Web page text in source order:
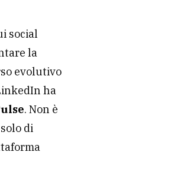
social
la
evolutivo
ha
. Non è
di